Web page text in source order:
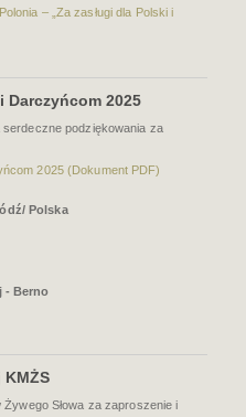
– „Za zasługi dla Polski i
Darczyńcom 2025
serdeczne podziękowania za
2025 (Dokument PDF)
Polska
- Berno
Słowa za zaproszenie i